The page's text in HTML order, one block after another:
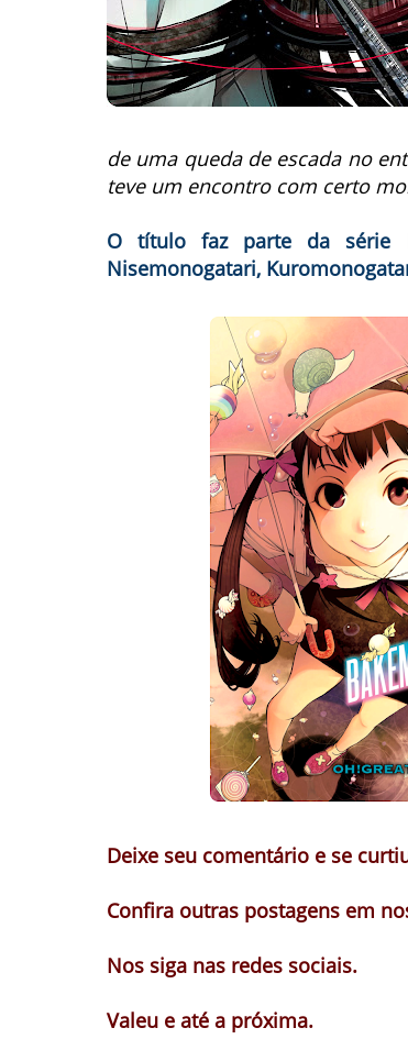
de uma queda de escada no
teve um encontro com certo
O título faz parte da série
Nisemonogatari,
Deixe seu comentário e se
Confira outras postagens em
Nos siga nas redes sociais.
Valeu e até a próxima.